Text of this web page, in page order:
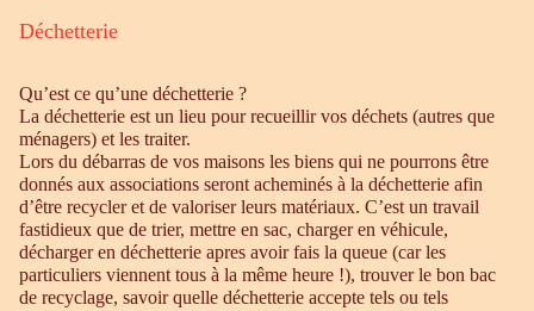
Déchetterie
Qu’est ce qu’une déchetterie ?
La déchetterie est un lieu pour recueillir vos déchets (autres que
ménagers) et les traiter.
Lors du débarras de vos maisons les biens qui ne pourrons être
donnés aux associations seront acheminés à la déchetterie afin
d’être recycler et de valoriser leurs matériaux. C’est un travail
fastidieux que de trier, mettre en sac, charger en véhicule,
décharger en déchetterie apres avoir fais la queue (car les
particuliers viennent tous à la même heure !), trouver le bon bac
de recyclage, savoir quelle déchetterie accepte tels ou tels